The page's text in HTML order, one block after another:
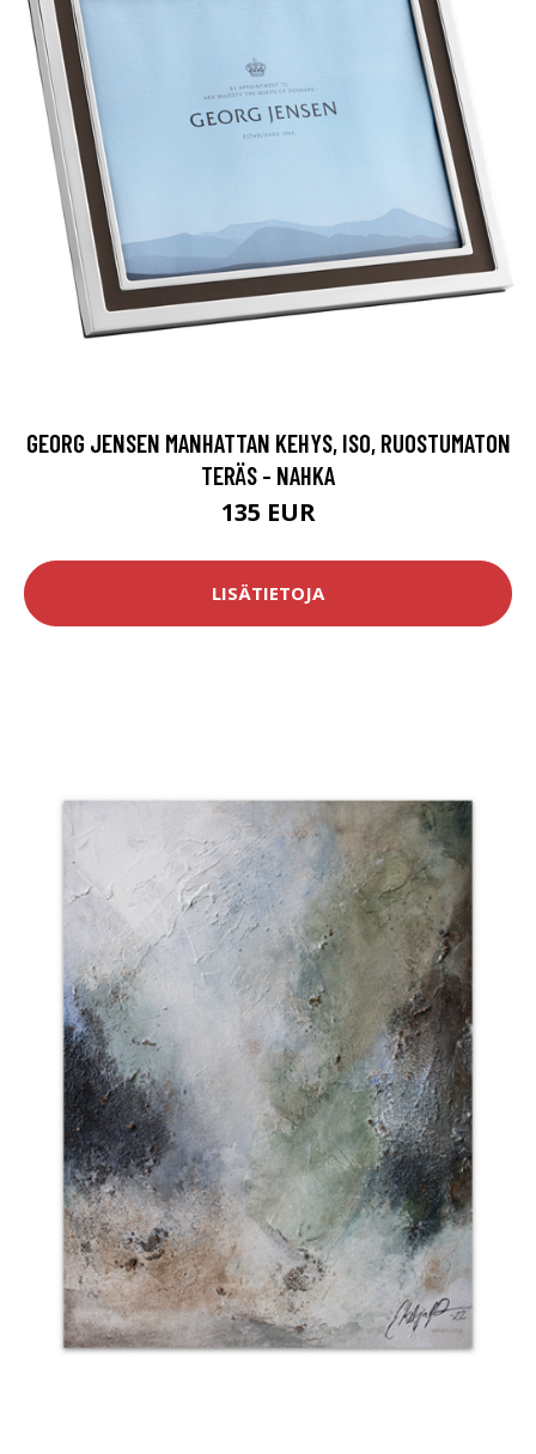
GEORG JENSEN MANHATTAN KEHYS, ISO, RUOSTUMATON
TERÄS - NAHKA
135 EUR
LISÄTIETOJA